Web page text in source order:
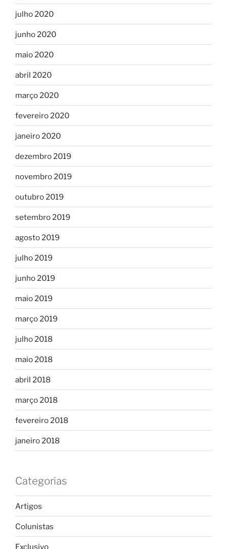
julho 2020
junho 2020
maio 2020
abril 2020
março 2020
fevereiro 2020
janeiro 2020
dezembro 2019
novembro 2019
outubro 2019
setembro 2019
agosto 2019
julho 2019
junho 2019
maio 2019
março 2019
julho 2018
maio 2018
abril 2018
março 2018
fevereiro 2018
janeiro 2018
Categorias
Artigos
Colunistas
Exclusivo